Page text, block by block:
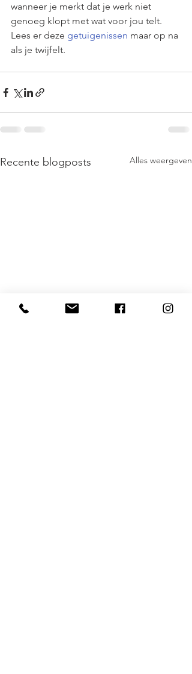
wanneer je merkt dat je werk niet
genoeg klopt met wat voor jou telt.
Lees er deze getuigenissen maar op na
als je twijfelt.
Recente blogposts Alles weergeven